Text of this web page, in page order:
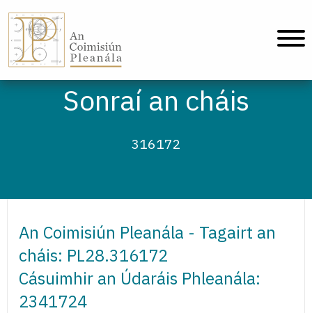
Sonraí an cháis
316172
An Coimisiún Pleanála - Tagairt an
cháis: PL28.316172
Cásuimhir an Údaráis Phleanála:
2341724